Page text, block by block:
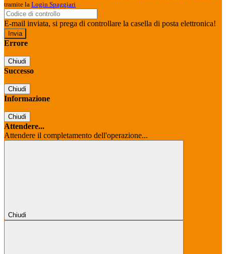
tramite la Login Spaggiari
E-mail inviata, si prega di controllare la casella di posta elettronica!
Errore
Chiudi
Successo
Chiudi
Informazione
Chiudi
Attendere...
Attendere il completamento dell'operazione...
Chiudi